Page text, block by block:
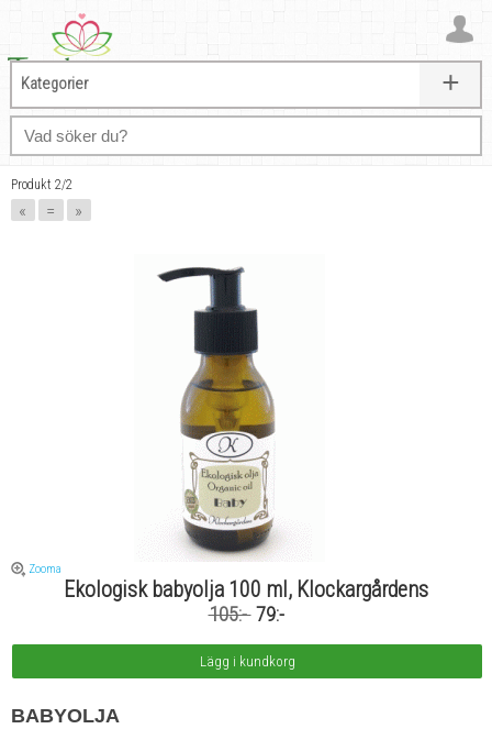
+
Kategorier
Produkt 2/2
« = »
Zooma
Ekologisk babyolja 100 ml, Klockargårdens
105:- 79:-
BABYOLJA